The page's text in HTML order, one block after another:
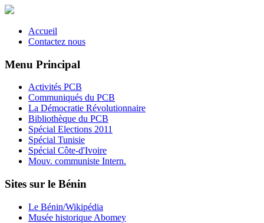
Accueil
Contactez nous
Menu Principal
Activités PCB
Communiqués du PCB
La Démocratie Révolutionnaire
Bibliothèque du PCB
Spécial Elections 2011
Spécial Tunisie
Spécial Côte-d'Ivoire
Mouv. communiste Intern.
Sites sur le Bénin
Le Bénin/Wikipédia
Musée historique Abomey